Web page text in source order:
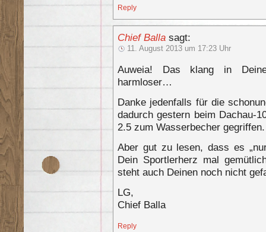
Reply
Chief Balla sagt:
11. August 2013 um 17:23 Uhr
Auweia! Das klang in
harmloser…
Danke jedenfalls für die
dadurch gestern beim Dachau-
2.5 zum Wasserbecher gegriffen.
Aber gut zu lesen, dass es
Dein Sportlerherz mal
steht auch Deinen noch nicht
LG,
Chief Balla
Reply